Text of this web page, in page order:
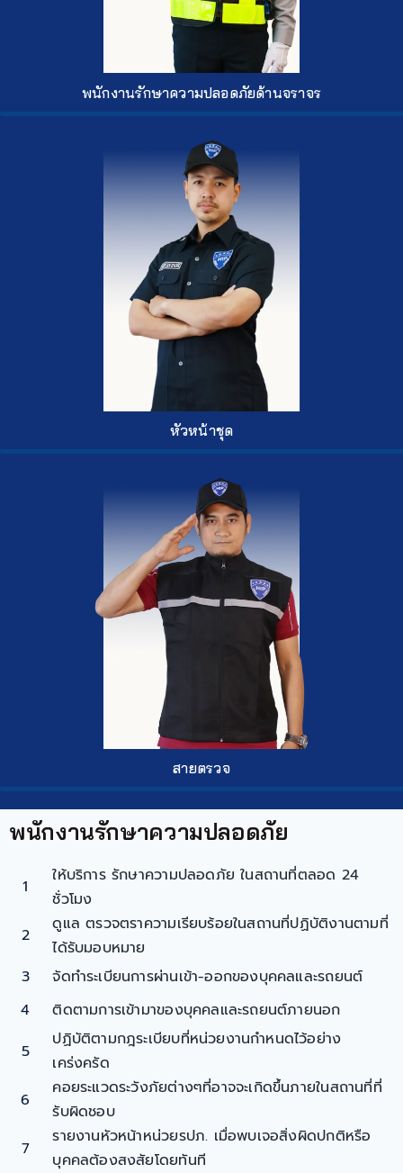
พนักงานรักษาความปลอดภัยด้านจราจร
หัวหน้าชุด
สายตรวจ
พนักงานรักษาความปลอดภัย
1
ให้บริการ รักษาความปลอดภัย ในสถานที่ตลอด 24
ชั่วโมง
2
ดูแล ตรวจตราความเรียบร้อยในสถานที่ปฏิบัติงานตามที่
ได้รับมอบหมาย
3
จัดทำระเบียนการผ่านเข้า-ออกของบุคคลและรถยนต์
4
ติดตามการเข้ามาของบุคคลและรถยนต์ภายนอก
5
ปฏิบัติตามกฎระเบียบที่หน่วยงานกำหนดไว้อย่าง
เคร่งครัด
6
คอยระแวดระวังภัยต่างๆที่อาจจะเกิดขึ้นภายในสถานที่ที่
รับผิดชอบ
7
รายงานหัวหน้าหน่วยรปภ. เมื่อพบเจอสิ่งผิดปกติหรือ
บุคคลต้องสงสัยโดยทันที